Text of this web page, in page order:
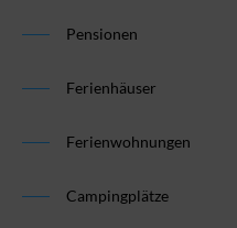
Pensionen
Ferienhäuser
Ferienwohnungen
Campingplätze